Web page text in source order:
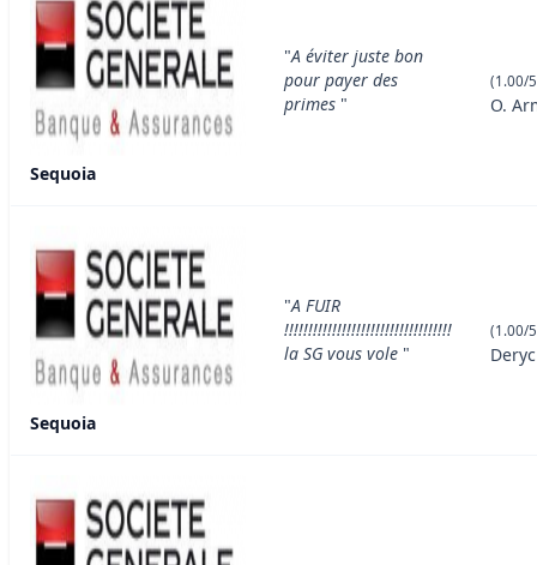
Sequoia
"A éviter juste bon
pour payer des
primes "
(1.00/
O.
Sequoia
"A FUIR
!!!!!!!!!!!!!!!!!!!!!!!!!!!!!!!!!!!
la SG vous vole "
(1.00/